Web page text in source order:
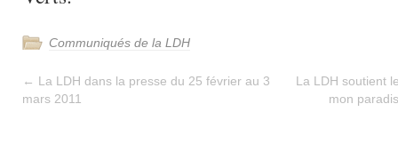
Communiqués de la LDH
← La LDH dans la presse du 25 février au 3
mars 2011
La LDH soutient
mon